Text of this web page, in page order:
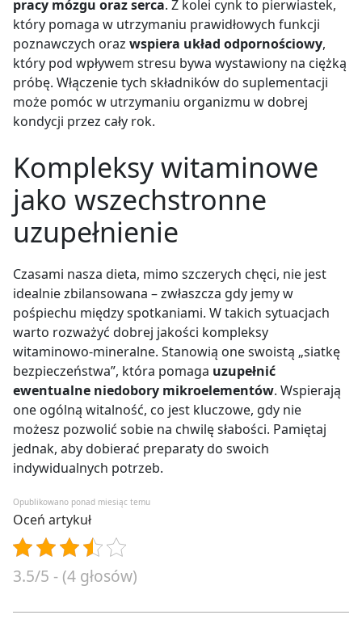
pracy mózgu oraz serca. Z kolei cynk to pierwiastek,
który pomaga w utrzymaniu prawidłowych funkcji
poznawczych oraz wspiera układ odpornościowy,
który pod wpływem stresu bywa wystawiony na ciężką
próbę. Włączenie tych składników do suplementacji
może pomóc w utrzymaniu organizmu w dobrej
kondycji przez cały rok.
Kompleksy witaminowe
jako wszechstronne
uzupełnienie
Czasami nasza dieta, mimo szczerych chęci, nie jest
idealnie zbilansowana – zwłaszcza gdy jemy w
pośpiechu między spotkaniami. W takich sytuacjach
warto rozważyć dobrej jakości kompleksy
witaminowo-mineralne. Stanowią one swoistą „siatkę
bezpieczeństwa”, która pomaga uzupełnić
ewentualne niedobory mikroelementów. Wspierają
one ogólną witalność, co jest kluczowe, gdy nie
możesz pozwolić sobie na chwilę słabości. Pamiętaj
jednak, aby dobierać preparaty do swoich
indywidualnych potrzeb.
Opublikowano ponad miesiąc temu
Oceń artykuł
3.5/5 - (4 głosów)